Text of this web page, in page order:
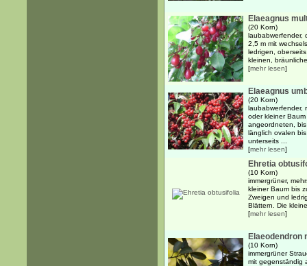
Elaeagnus
(20 Korn)
laubabwerfender,
2,5 m mit
ledrigen,
kleinen,
[mehr lesen]
Elaeagnus
(20 Korn)
laubabwerfender,
oder kleiner
angeordneten,
länglich ovalen
unterseits ...
[mehr lesen]
Ehretia
(10 Korn)
immergrüner,
kleiner Baum bis
Zweigen und
Blättern. Die
[mehr lesen]
Elaeodendron
(10 Korn)
immergrüner
mit gegenständig